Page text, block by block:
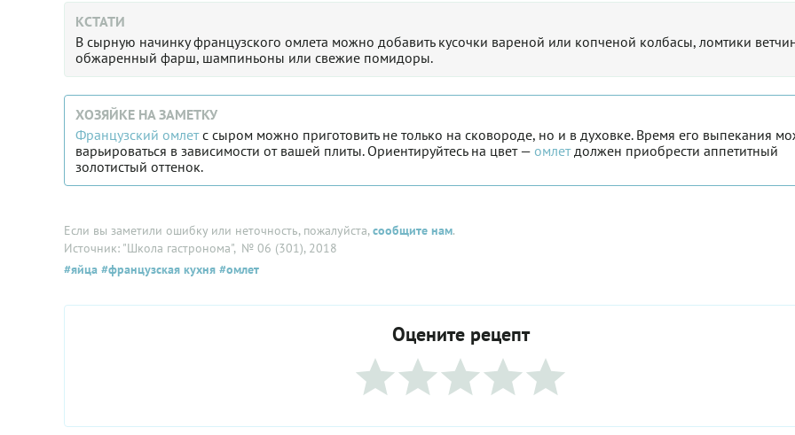
КСТАТИ
В сырную начинку французского омлета можно добавить кусочки вареной или копченой колбасы, ломтики
обжаренный фарш, шампиньоны или свежие помидоры.
ХОЗЯЙКЕ НА ЗАМЕТКУ
Французский омлетс сыром можно приготовить не только на сковороде, но и в духовке. Время его выпекания
варьироваться в зависимости от вашей плиты. Ориентируйтесь на цвет — омлетдолжен приобрести аппетитный
золотистый оттенок.
Если вы заметили ошибку или неточность, пожалуйста,сообщите нам.
Источник: "Школа гастронома", № 06 (301), 2018
#яйца #французская кухня #омлет
Оцените рецепт